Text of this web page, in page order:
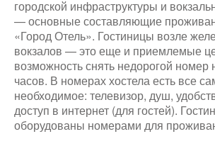
городской инфраструктуры и
— основные составляющие
«Город Отель». Гостиницы возле
вокзалов — это еще и приемлемые
возможность снять недорогой номер
часов. В номерах хостела есть все
необходимое: телевизор, душ,
доступ в интернет (для гостей).
оборудованы номерами для